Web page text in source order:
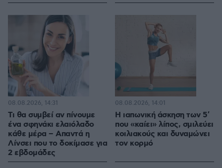
Τι θα συμβεί αν πίνουμε
ένα σφηνάκι ελαιόλαδο
κάθε μέρα – Απαντά η
Λίνσει που το δοκίμασε για
2 εβδομάδες
08.08.2026, 14:31
Η ιαπωνική άσκηση των 5′
που «καίει» λίπος, σμιλεύει
κοιλιακούς και δυναμώνει
τον κορμό
08.08.2026, 14:01